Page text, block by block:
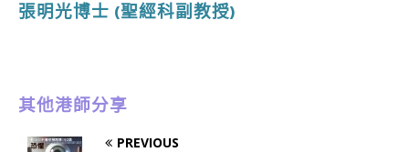
張明光博士 (聖經科副教授)
其他港師分享
PREVIOUS